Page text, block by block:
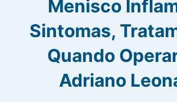
Menisco
Sintomas,
Quando
Adriano